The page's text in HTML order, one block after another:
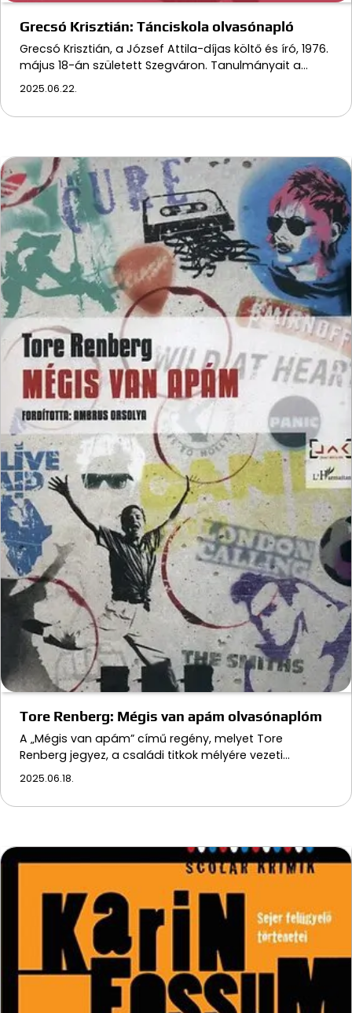
Grecsó Krisztián: Tánciskola olvasónapló
Grecsó Krisztián, a József Attila-díjas költő és író, 1976.
május 18-án született Szegváron. Tanulmányait a…
2025.06.22.
Tore Renberg: Mégis van apám olvasónaplóm
A „Mégis van apám” című regény, melyet Tore
Renberg jegyez, a családi titkok mélyére vezeti…
2025.06.18.